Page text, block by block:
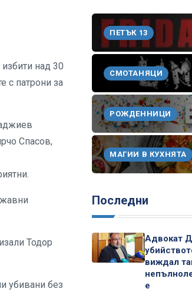
над 30
с патрони за
Спасов,
Тодор
убивани без
ПЕТЪК 13
СМОТАНЯЦИ
РОЖДЕННИЦИ
МАГИИ В КУХНЯТА
Последни
Адвокат
виждал
е